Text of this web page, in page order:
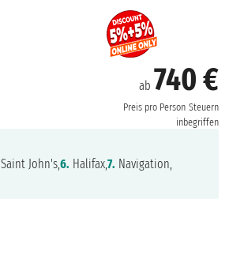
ab 740 €
Preis pro Person Steuern
inbegriffen
Saint John's,6. Halifax,7. Navigation,